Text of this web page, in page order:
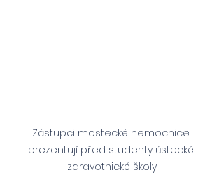
Zástupci mostecké nemocnice
prezentují před studenty ústecké
zdravotnické školy.